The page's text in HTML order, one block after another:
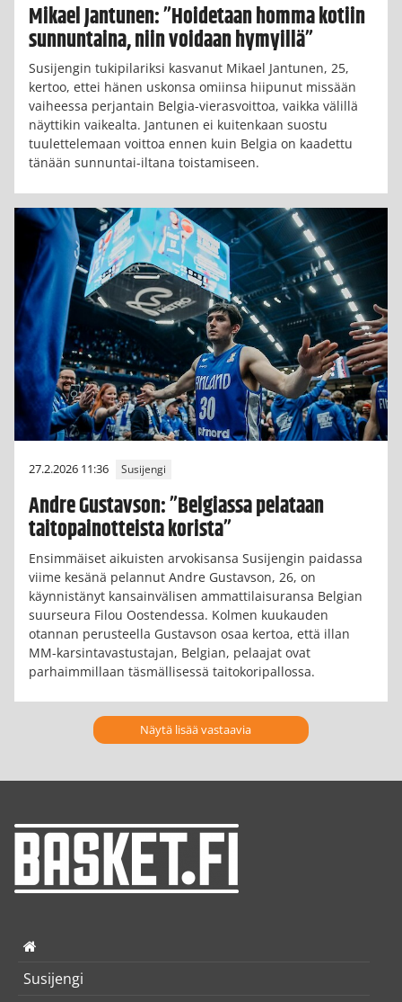
Mikael Jantunen: ”Hoidetaan homma kotiin
sunnuntaina, niin voidaan hymyillä”
Susijengin tukipilariksi kasvanut Mikael Jantunen, 25,
kertoo, ettei hänen uskonsa omiinsa hiipunut missään
vaiheessa perjantain Belgia-vierasvoittoa, vaikka välillä
näyttikin vaikealta. Jantunen ei kuitenkaan suostu
tuulettelemaan voittoa ennen kuin Belgia on kaadettu
tänään sunnuntai-iltana toistamiseen.
27.2.2026 11:36 Susijengi
Andre Gustavson: ”Belgiassa pelataan
taitopainotteista korista”
Ensimmäiset aikuisten arvokisansa Susijengin paidassa
viime kesänä pelannut Andre Gustavson, 26, on
käynnistänyt kansainvälisen ammattilaisuransa Belgian
suurseura Filou Oostendessa. Kolmen kuukauden
otannan perusteella Gustavson osaa kertoa, että illan
MM-karsintavastustajan, Belgian, pelaajat ovat
parhaimmillaan täsmällisessä taitokoripallossa.
Näytä lisää vastaavia
Susijengi